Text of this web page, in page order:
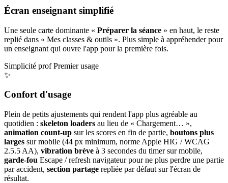
Écran enseignant simplifié
Une seule carte dominante « Préparer la séance » en haut, le reste
replié dans « Mes classes & outils ». Plus simple à appréhender pour
un enseignant qui ouvre l'app pour la première fois.
Simplicité prof Premier usage
✨
Confort d'usage
Plein de petits ajustements qui rendent l'app plus agréable au
quotidien : skeleton loaders au lieu de « Chargement… »,
animation count-up sur les scores en fin de partie, boutons plus
larges sur mobile (44 px minimum, norme Apple HIG / WCAG
2.5.5 AA), vibration brève à 3 secondes du timer sur mobile,
garde-fou Escape / refresh navigateur pour ne plus perdre une partie
par accident, section partage repliée par défaut sur l'écran de
résultat.